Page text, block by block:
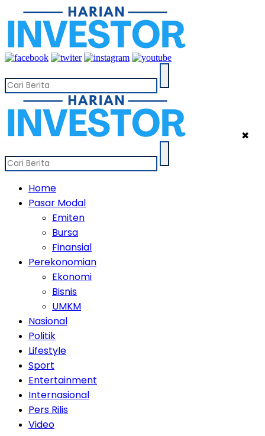
✖
Home
Pasar Modal
Emiten
Bursa
Finansial
Perekonomian
Ekonomi
Bisnis
UMKM
Nasional
Politik
Lifestyle
Sport
Entertainment
Internasional
Pers Rilis
Video